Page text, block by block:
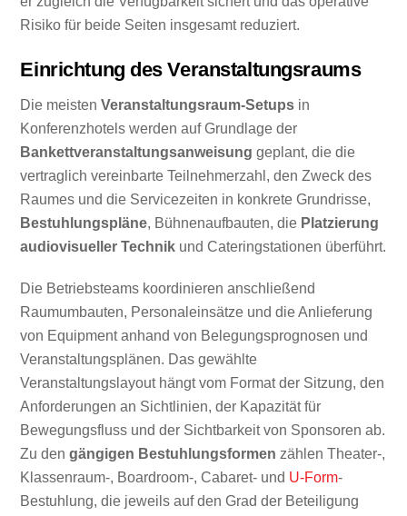
Risiko für beide Seiten insgesamt reduziert.
Einrichtung des Veranstaltungsraums
Die meistenVeranstaltungsraum-Setups in
Konferenzhotels werden auf Grundlage der
Bankettveranstaltungsanweisung geplant, die die
vertraglich vereinbarte Teilnehmerzahl, den Zweck des
Raumes und die Servicezeiten in konkrete Grundrisse,
Bestuhlungspläne, Bühnenaufbauten, die Platzierung
audiovisueller Technik und Cateringstationen überführt.
Die Betriebsteams koordinieren anschließend
Raumumbauten, Personaleinsätze und die Anlieferung
von Equipment anhand von Belegungsprognosen und
Veranstaltungsplänen. Das gewählte
Veranstaltungslayout hängt vom Format der Sitzung, den
Anforderungen an Sichtlinien, der Kapazität für
Bewegungsfluss und der Sichtbarkeit von Sponsoren ab.
Zu dengängigen Bestuhlungsformen zählen Theater-,
Klassenraum-, Boardroom-, Cabaret- und U-Form-
Bestuhlung, die jeweils auf den Grad der Beteiligung